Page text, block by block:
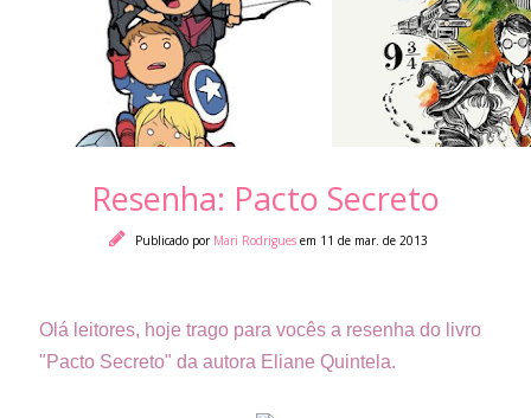
Resenha: Pacto Secreto
Publicado por Mari Rodrigues em 11 de mar. de 2013
Olá leitores, hoje trago para vocês a resenha do livro
"Pacto Secreto" da autora Eliane Quintela.